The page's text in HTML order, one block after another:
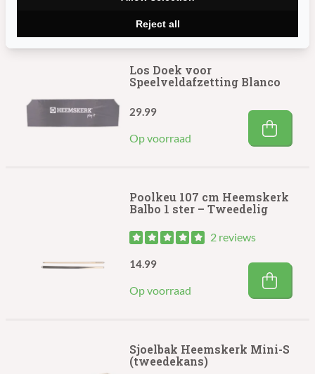
Los Doek voor
Speelveldafzetting Blanco
Op voorraad
29.99
Poolkeu 107 cm Heemskerk
Balbo 1 ster – Tweedelig
2 reviews
Op voorraad
14.99
Sjoelbak Heemskerk Mini-S
(tweedekans)
Reject all